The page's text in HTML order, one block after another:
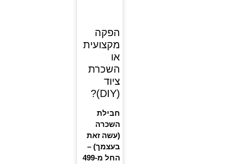
הפקה
מקצועית
או
השכרת
ציוד
(DIY)?
חבילת
השכרה
(עשה זאת
בעצמך) –
החל מ-499